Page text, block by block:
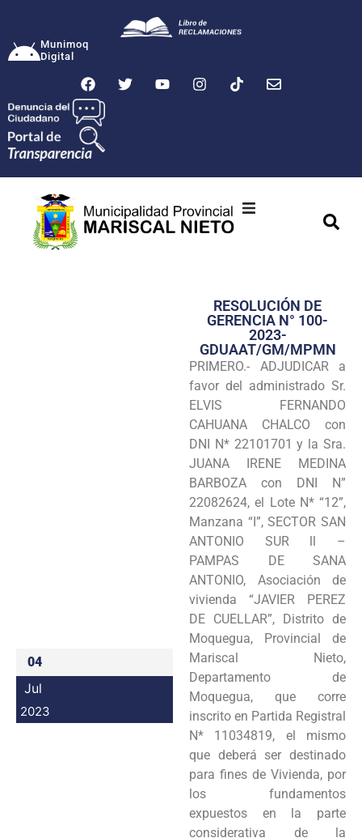
Munimoq
Digital
Transparencia
Seguridad
Programas
Intranet
04
Jul
2023
RESOLUCIÓN DE
GERENCIA N° 100-
2023-
GDUAAT/GM/MPMN
PRIMERO.- ADJUDICAR a
favor del administrado Sr.
ELVIS FERNANDO
CAHUANA CHALCO con
DNI N* 22101701 y la Sra.
JUANA IRENE MEDINA
BARBOZA con DNI N”
22082624, el Lote N* “12”,
Manzana “I”, SECTOR SAN
ANTONIO SUR ll –
PAMPAS DE SANA
ANTONIO, Asociación de
vivienda “JAVIER PEREZ
DE CUELLAR”, Distrito de
Moquegua, Provincial de
Mariscal Nieto,
Departamento de
Moquegua, que corre
inscrito en Partida Registral
N* 11034819, el mismo
que deberá ser destinado
para fines de Vivienda, por
los fundamentos
expuestos en la parte
considerativa de la